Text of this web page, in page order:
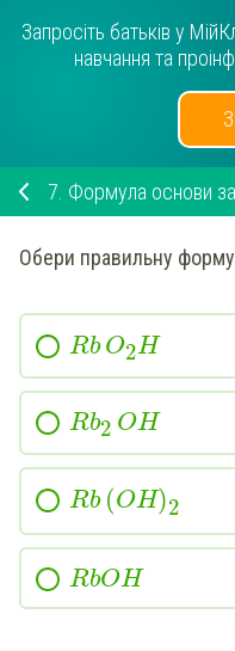
Запросіть батьків у
навчання та
7. Формула основи
Обери правильну
Rb O2H
Rb2 OH
Rb (OH)2
RbOH